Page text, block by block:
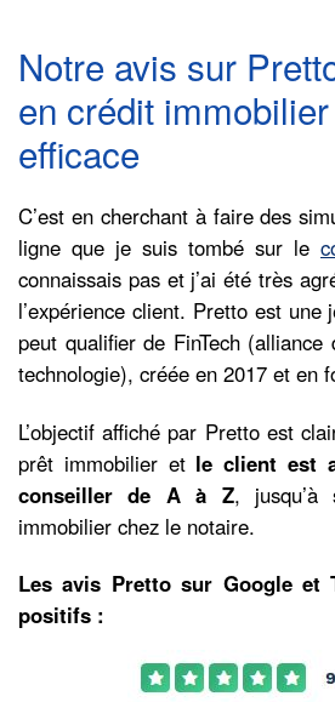
Notre avis sur
en crédit
efficace
C’est en cherchant à faire des
ligne que je suis tombé sur le
connaissais pas et j’ai été très
l’expérience client. Pretto est une
peut qualifier de FinTech
technologie), créée en 2017 et en
L’objectif affiché par Pretto est
prêt immobilier et le client est
conseiller de A à Z, jusqu’à
immobilier chez le notaire.
Les avis Pretto sur Google et
positifs :